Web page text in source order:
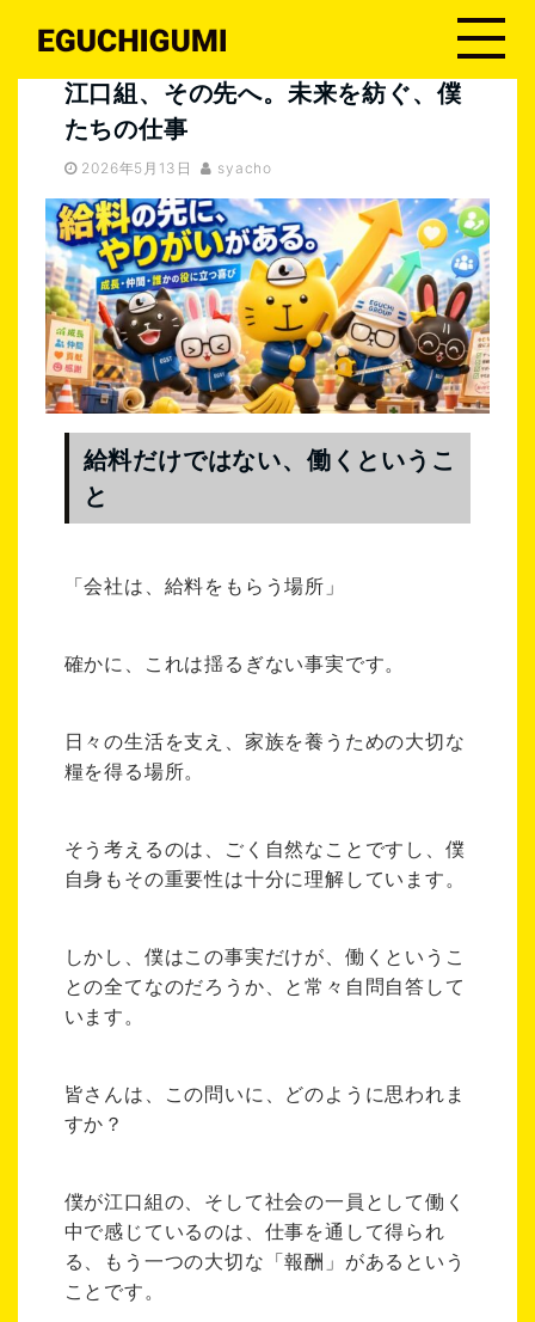
江口組４代目 江口組、その先へ。未来を紡ぐ、僕たちの仕事
江口組、その先へ。未来を紡ぐ、僕
たちの仕事
2026年5月13日 syacho
給料だけではない、働くというこ
と
「会社は、給料をもらう場所」
確かに、これは揺るぎない事実です。
日々の生活を支え、家族を養うための大切な
糧を得る場所。
そう考えるのは、ごく自然なことですし、僕
自身もその重要性は十分に理解しています。
しかし、僕はこの事実だけが、働くというこ
との全てなのだろうか、と常々自問自答して
います。
皆さんは、この問いに、どのように思われま
すか？
僕が江口組の、そして社会の一員として働く
中で感じているのは、仕事を通して得られ
る、もう一つの大切な「報酬」があるという
ことです。